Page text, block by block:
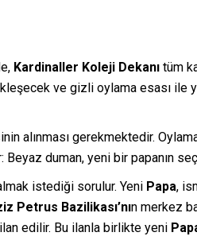
Kardinaller Koleji Dekanı tüm
ve gizli oylama esası ile
alınması gerekmektedir.
Beyaz duman, yeni bir papanın
istediği sorulur. Yeni Papa,
Petrus Bazilikası’nın merkez
edilir. Bu ilanla birlikte yeni